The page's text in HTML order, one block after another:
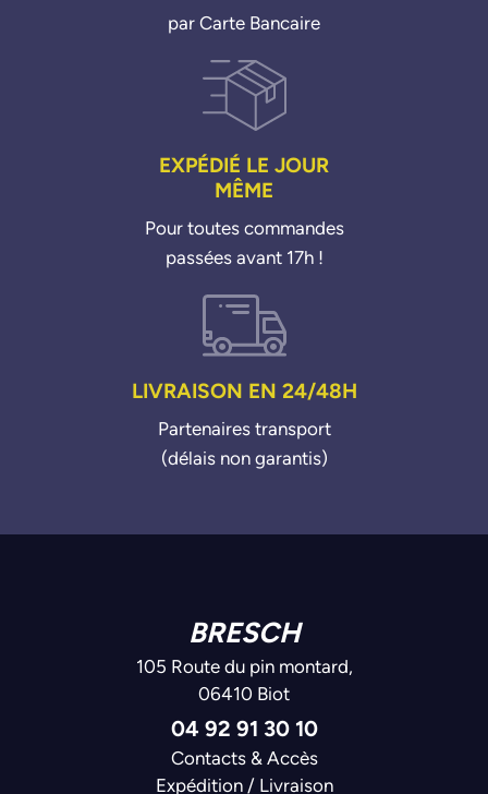
par Carte Bancaire
EXPÉDIÉ LE JOUR
MÊME
Pour toutes commandes
passées avant 17h !
LIVRAISON EN 24/48H
Partenaires transport
(délais non garantis)
BRESCH
105 Route du pin montard,
06410 Biot
04 92 91 30 10
Contacts & Accès
Expédition / Livraison